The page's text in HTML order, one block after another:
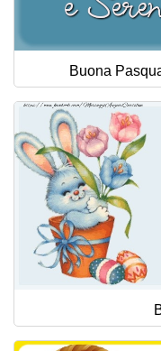
Buona